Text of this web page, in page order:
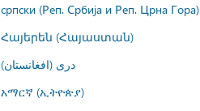
српски (Реп. Србија и Реп. Црна Гора)
Հայերեն (Հայաստան)
درى (افغانستان)
አማርኛ (ኢትዮጵያ)